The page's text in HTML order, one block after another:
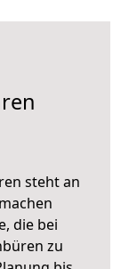
steht an
die bei
zu